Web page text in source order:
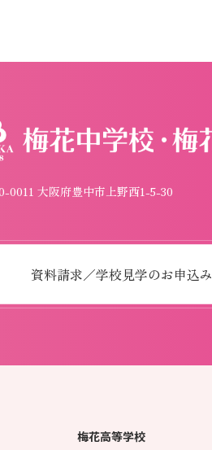
0011 大阪府豊中市上野西1-5-30
資料請求／学校見学のお申込み
梅花高等学校